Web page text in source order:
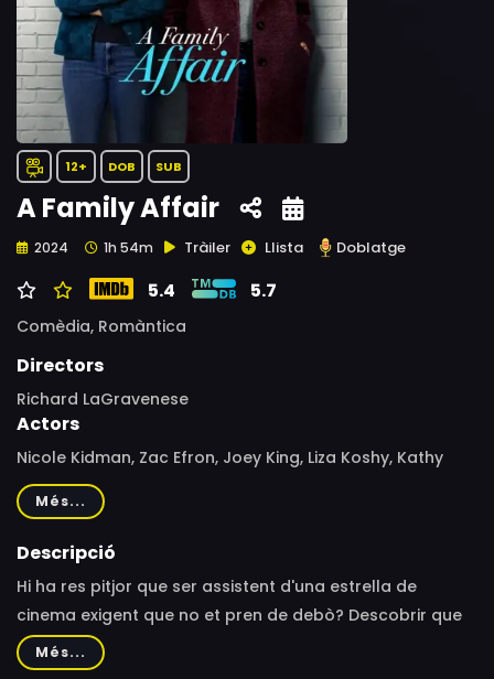
12+ DOB SUB
A Family Affair
2024 1h 54m Tràiler Llista Doblatge
5.4 5.7
Comèdia, Romàntica
Directors
Richard LaGravenese
Actors
Nicole Kidman, Zac Efron, Joey King, Liza Koshy, Kathy
Bates, Wes Jetton, Ian Gregg, Sarah Baskin, Zele
Avradopoulos, Vince Pisani, Sherry Cola, Olivia Macklin,
Vee Bhakta, Maxel Amador, Seoum Tylor Aun, Gissette
Skye, Irene Kim, Boone Smith, Hannah Hleap, Carrie
Solomon, Sean Evans, Kannon Omachi, Scott Andersen,
Stephen Branson, Ryan Austin Bryant, Melissa
Més...
Descripció
Hi ha res pitjor que ser assistent d'una estrella de
cinema exigent que no et pren de debò? Descobrir que
està enamorat de la teva mare.
Més...